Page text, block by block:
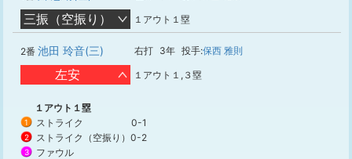
三振（空振り） １アウト１塁
2番 池田 玲音(三) 右打 3年 投手:保西 雅則
左安 １アウト１,３塁
１アウト１塁
1 ストライク 0-1
2 ストライク（空振り） 0-2
3 ファウル